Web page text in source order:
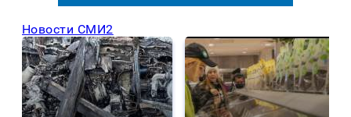
Новости СМИ2